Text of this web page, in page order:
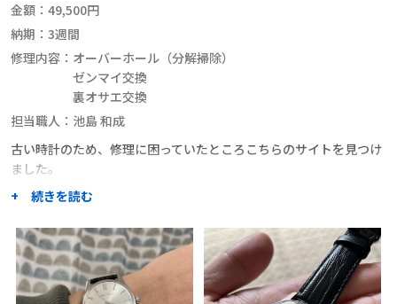
金額： 49,500円
納期： 3週間
修理内容： オーバーホール（分解掃除）
ゼンマイ交換
裏オサエ交換
担当職人： 池島 和成
古い時計のため、修理に困っていたところこちらのサイトを見つけ
ました。
ゼンマイが切れて使えなくなっていたものを綺麗に修理していただ
きました。
また、破損していた押さえや裏蓋、竜頭のパッキンも交換し、さら
に防水検査もしていただけました。
安心して使えるようにしていただき、大変ありがたいです。
職人からのコメント
+ 続きを読む